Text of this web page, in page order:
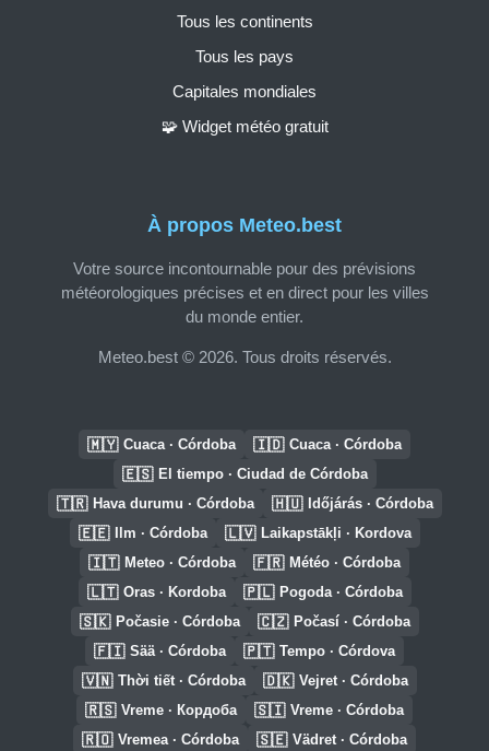
À propos Meteo.best
Votre source incontournable pour des prévisions
météorologiques précises et en direct pour les villes
du monde entier.
Meteo.best © 2026. Tous droits réservés.
Tous les continents
Tous les pays
Capitales mondiales
🧩 Widget météo gratuit
🇲🇾 Cuaca · Córdoba 🇮🇩 Cuaca · Córdoba
🇪🇸 El tiempo · Ciudad de Córdoba
🇹🇷 Hava durumu · Córdoba 🇭🇺 Időjárás · Córdoba
🇪🇪 Ilm · Córdoba 🇱🇻 Laikapstākļi · Kordova
🇮🇹 Meteo · Córdoba 🇫🇷 Météo · Córdoba
🇱🇹 Oras · Kordoba 🇵🇱 Pogoda · Córdoba
🇸🇰 Počasie · Córdoba 🇨🇿 Počasí · Córdoba
🇫🇮 Sää · Córdoba 🇵🇹 Tempo · Córdova
🇻🇳 Thời tiết · Córdoba 🇩🇰 Vejret · Córdoba
🇷🇸 Vreme · Кордоба 🇸🇮 Vreme · Córdoba
🇷🇴 Vremea · Córdoba 🇸🇪 Vädret · Córdoba